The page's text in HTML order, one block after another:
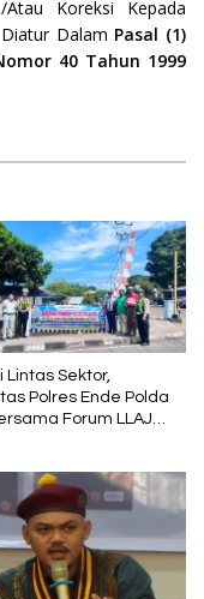
Koreksi Kepada
Dalam Pasal (1)
40 Tahun 1999
Lintas Sektor,
Polres Ende Polda
Forum LLAJ